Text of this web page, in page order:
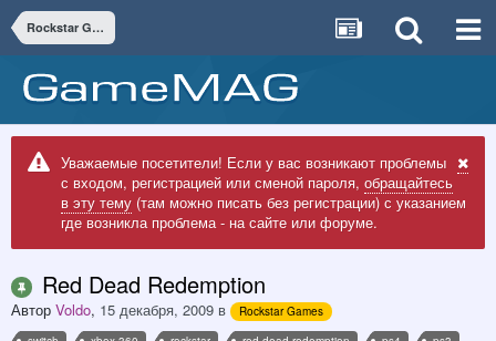
Rockstar Games
Уважаемые посетители! Если у вас возникают проблемы
с входом, регистрацией или сменой пароля, обращайтесь
в эту тему (там можно писать без регистрации) с указанием
где возникла проблема - на сайте или форуме.
Red Dead Redemption
Автор Voldo, 15 декабря, 2009 в
Rockstar Games